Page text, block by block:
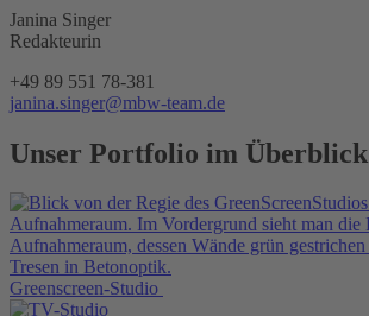
Janina Singer
Redakteurin
+49 89 551 78-381
janina.singer@mbw-team.de
Unser Portfolio im Überblick
Greenscreen-Studio